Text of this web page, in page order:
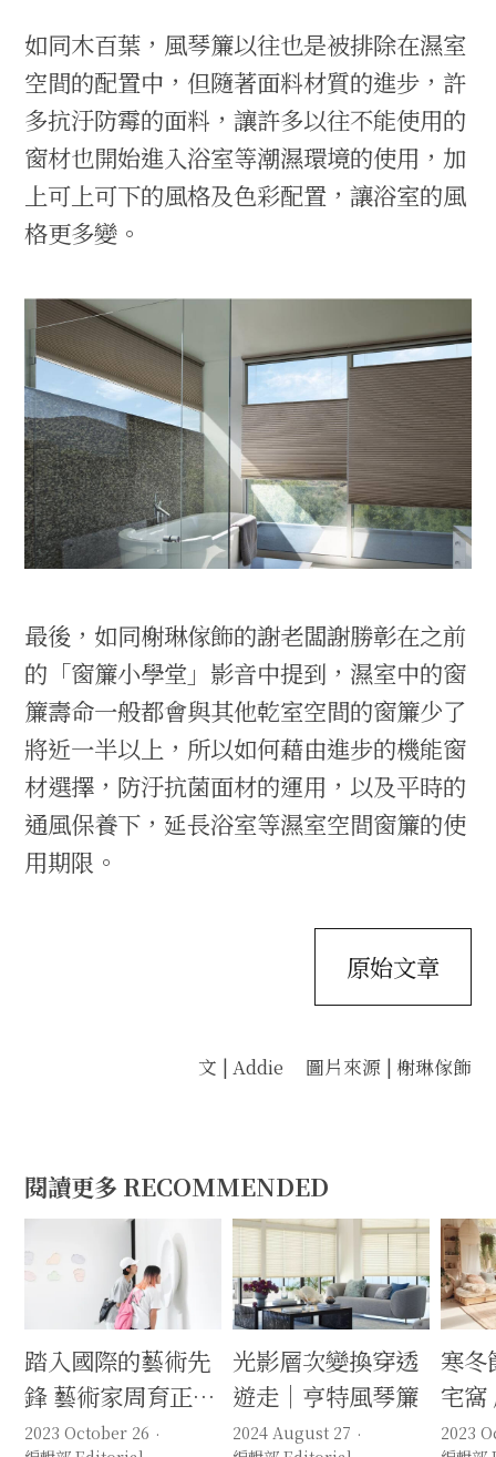
如同木百葉，風琴簾以往也是被排除在濕室
空間的配置中，但隨著面料材質的進步，許
多抗汙防霉的面料，讓許多以往不能使用的
窗材也開始進入浴室等潮濕環境的使用，加
上可上可下的風格及色彩配置，讓浴室的風
格更多變。
最後，如同榭琳傢飾的謝老闆謝勝彰在之前
的「窗簾小學堂」影音中提到，濕室中的窗
簾壽命一般都會與其他乾室空間的窗簾少了
將近一半以上，所以如何藉由進步的機能窗
材選擇，防汙抗菌面材的運用，以及平時的
通風保養下，延長浴室等濕室空間窗簾的使
用期限。
原始文章
文 | Addie 圖片來源 | 榭琳傢飾
閱讀更多 RECOMMENDED
踏入國際的藝術先
鋒 藝術家周育正新
世代社會美學
2023 October 26
光影層次變換穿透
遊走｜亨特風琴簾
2024 August 27
寒冬
宅窩
指南
2023